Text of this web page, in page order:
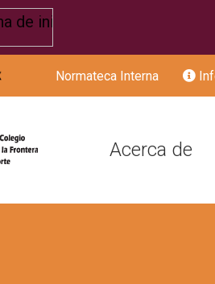
Normateca Interna
Acerca de